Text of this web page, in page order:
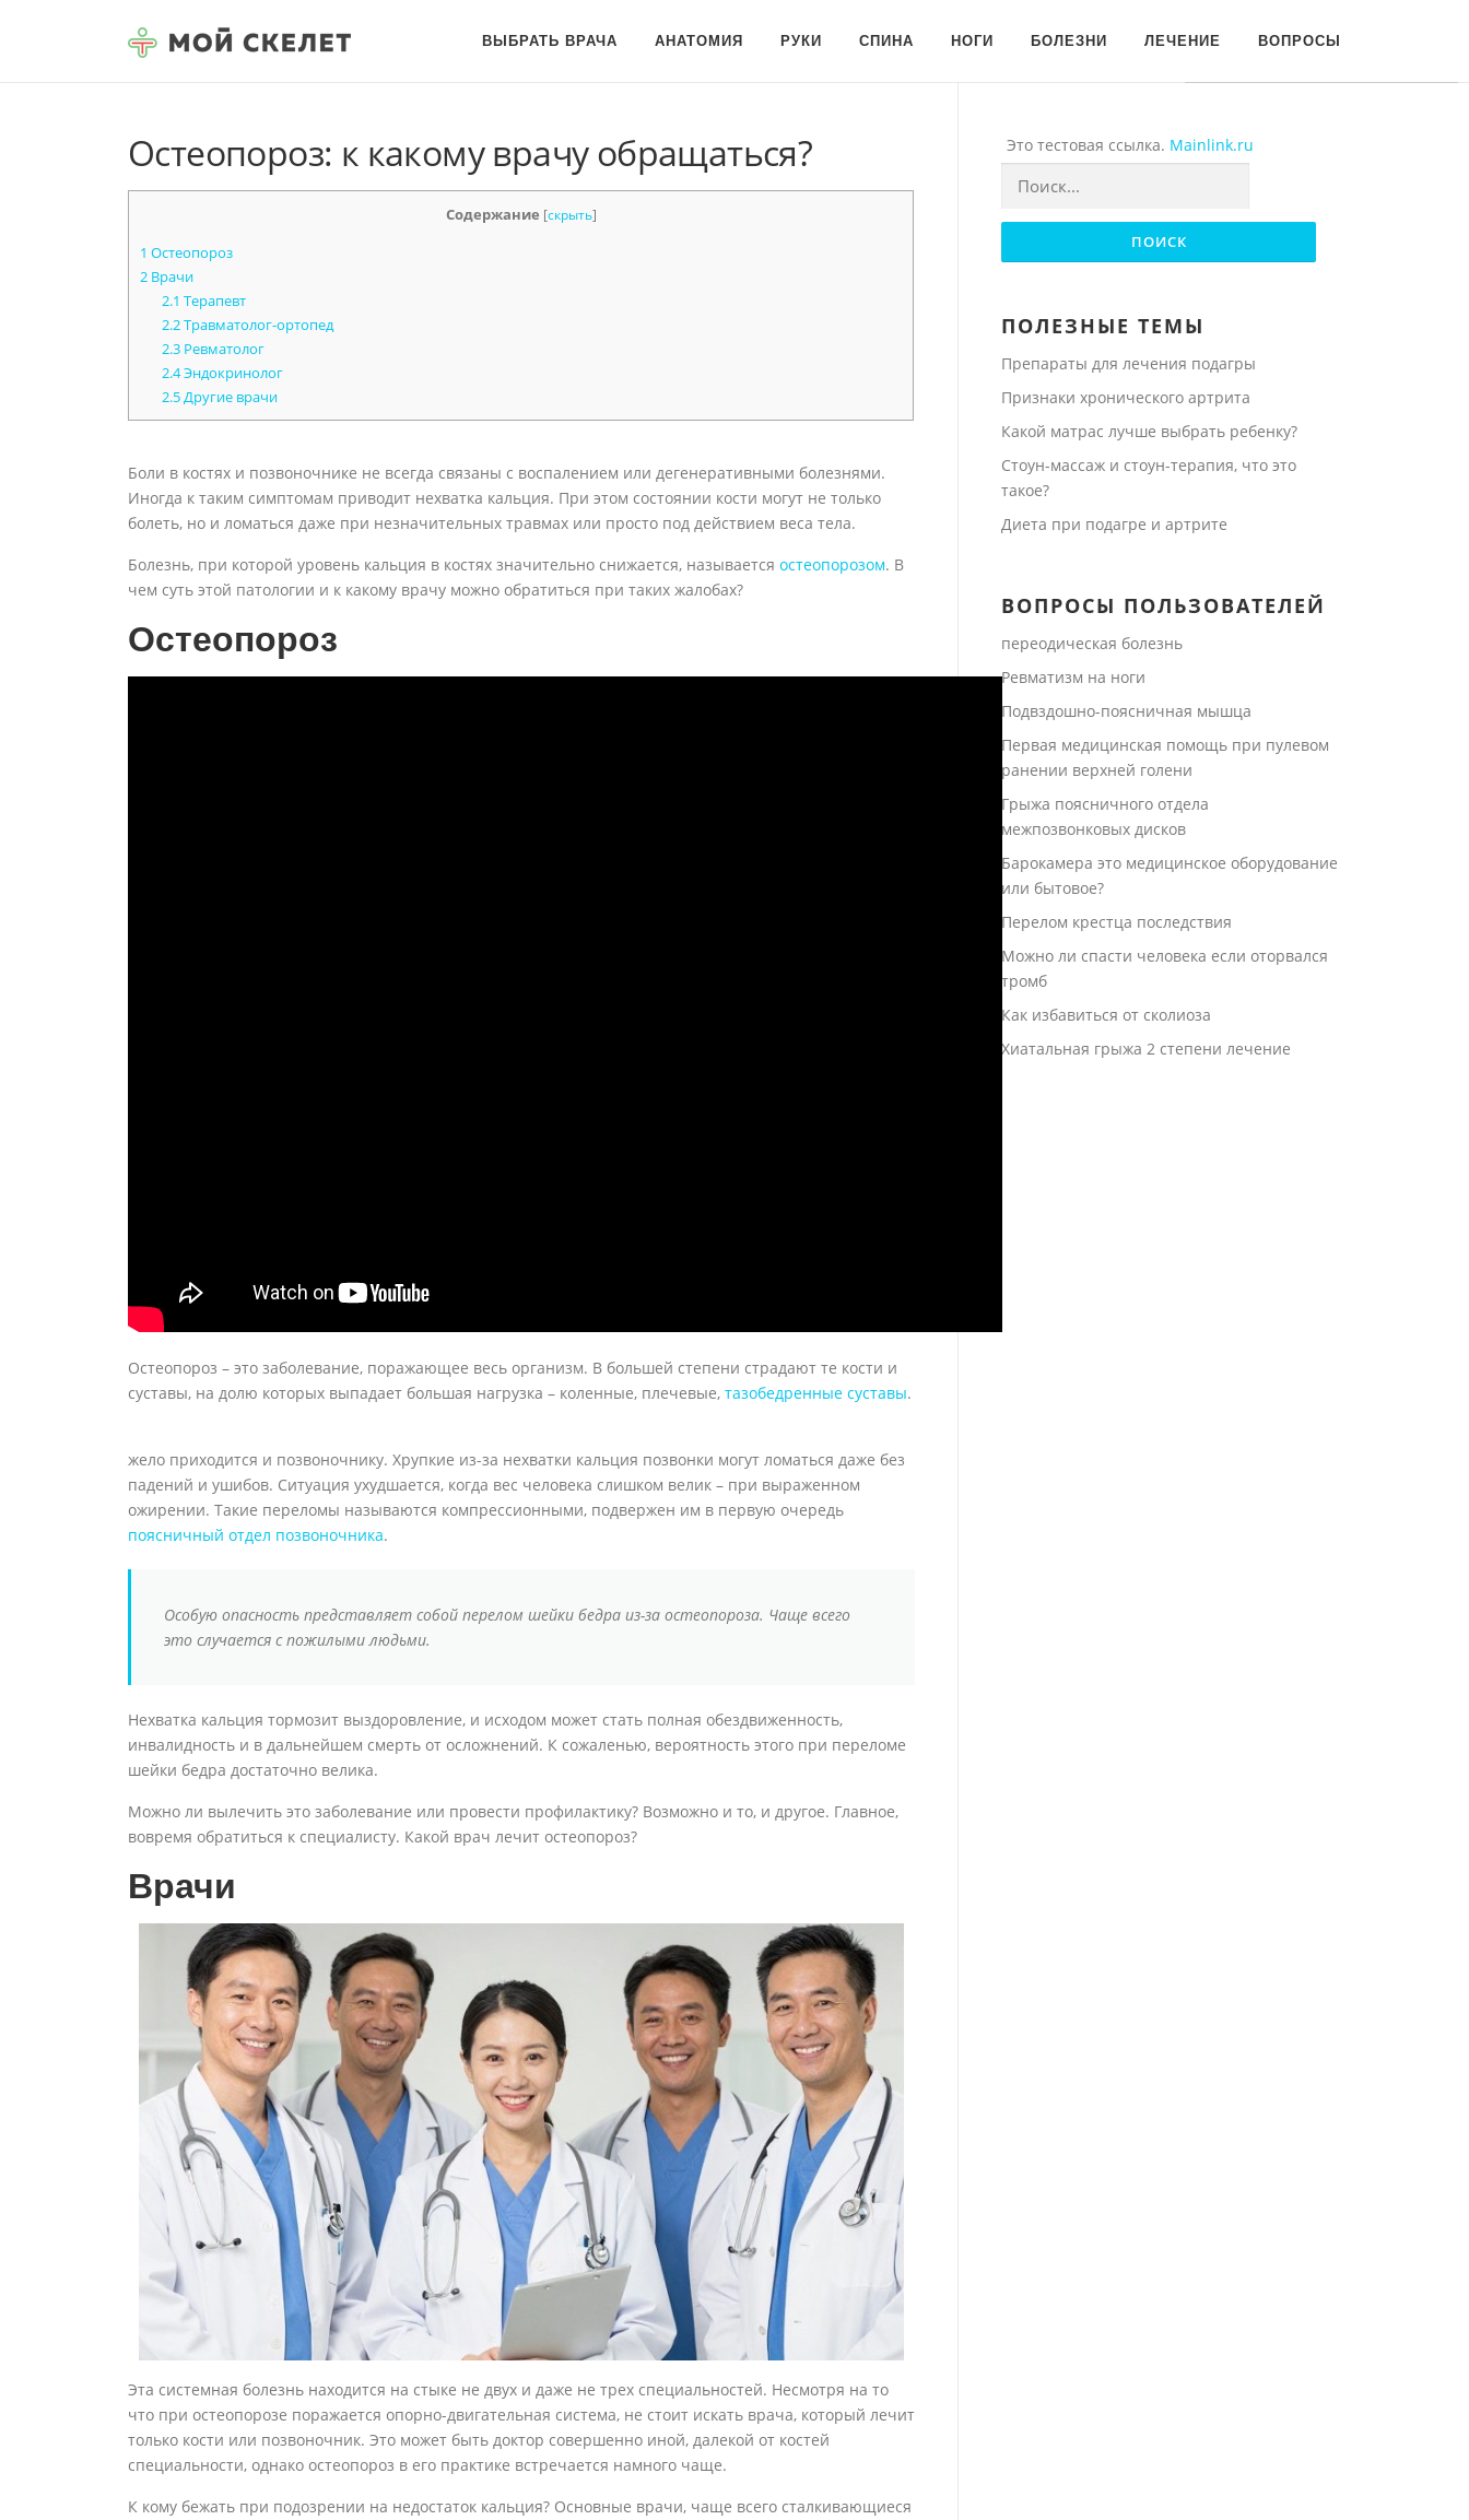
ВЫБРАТЬ ВРАЧА АНАТОМИЯ РУКИ СПИНА НОГИ БОЛЕЗНИ ЛЕЧЕНИЕ ВОПРОСЫ
Остеопороз: к какому врачу обращаться?
Содержание [скрыть]
1 Остеопороз
2 Врачи
2.1 Терапевт
2.2Травматолог-ортопед
2.3Ревматолог
2.4Эндокринолог
2.5Другие врачи
Боли в костях и позвоночнике не всегда связаны с воспалением или дегенеративными болезнями.
Иногда к таким симптомам приводит нехватка кальция. При этом состоянии кости могут не только
болеть, но и ломаться даже при незначительных травмах или просто под действием веса тела.
Болезнь, при которой уровень кальция в костях значительно снижается, называется остеопорозом. В
чем суть этой патологии и к какому врачу можно обратиться при таких жалобах?
Остеопороз
Остеопороз – это заболевание, поражающее весь организм. В большей степени страдают те кости и
суставы, на долю которых выпадает большая нагрузка – коленные, плечевые, тазобедренные суставы.
жело приходится и позвоночнику. Хрупкие из-за нехватки кальция позвонки могут ломаться даже без
падений и ушибов. Ситуация ухудшается, когда вес человека слишком велик – при выраженном
ожирении. Такие переломы называются компрессионными, подвержен им в первую очередь
поясничный отдел позвоночника.
Особую опасность представляет собой перелом шейки бедра из-за остеопороза. Чаще всего
это случается с пожилыми людьми.
Нехватка кальция тормозит выздоровление, и исходом может стать полная обездвиженность,
инвалидность и в дальнейшем смерть от осложнений. К сожаленью, вероятность этого при переломе
шейки бедра достаточно велика.
Можно ли вылечить это заболевание или провести профилактику? Возможно и то, и другое. Главное,
вовремя обратиться к специалисту. Какой врач лечит остеопороз?
Врачи
Эта системная болезнь находится на стыке не двух и даже не трех специальностей. Несмотря на то
что при остеопорозе поражается опорно-двигательная система, не стоит искать врача, который лечит
только кости или позвоночник. Это может быть доктор совершенно иной, далекой от костей
специальности, однако остеопороз в его практике встречается намного чаще.
К кому бежать при подозрении на недостаток кальция? Основные врачи, чаще всего сталкивающиеся
Это тестовая ссылка. Mainlink.ru
Найти:
ПОЛЕЗНЫЕ ТЕМЫ
Препараты для лечения подагры
Признаки хронического артрита
Какой матрас лучше выбрать ребенку?
Стоун-массаж и стоун-терапия, что это
такое?
Диета при подагре и артрите
ВОПРОСЫ ПОЛЬЗОВАТЕЛЕЙ
переодическая болезнь
Ревматизм на ноги
Подвздошно-поясничная мышца
Первая медицинская помощь при пулевом
ранении верхней голени
Грыжа поясничного отдела
межпозвонковых дисков
Барокамера это медицинское оборудование
или бытовое?
Перелом крестца последствия
Можно ли спасти человека если оторвался
тромб
Как избавиться от сколиоза
Хиатальная грыжа 2 степени лечение
Для любых предложений по